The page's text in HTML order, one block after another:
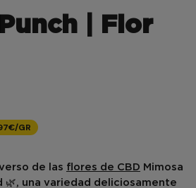
| Flor
GR
de las flores de CBD Mimosa
🌿, una variedad deliciosamente